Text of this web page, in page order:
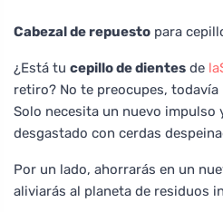
Cabezal de repuesto para
¿Está tu cepillo de dientes de
retiro? No te preocupes, todavía
Solo necesita un nuevo impulso
desgastado con cerdas
Por un lado, ahorrarás en un
aliviarás al planeta de residuos